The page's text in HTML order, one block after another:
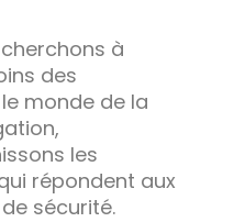
à
des
monde de la
les
répondent aux
sécurité.